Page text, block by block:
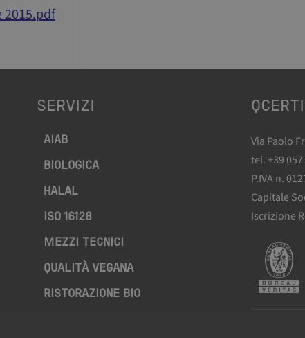
2015.pdf
SERVIZI
AIAB
BIOLOGICA
HALAL
ISO 16128
MEZZI TECNICI
QUALITÀ VEGANA
RISTORAZIONE BIO
Via Paolo
tel. +39
P.IVA n.
Capitale
Iscrizione